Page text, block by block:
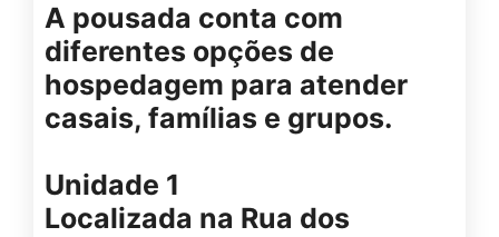
A pousada conta com
diferentes opções de
hospedagem para atender
casais, famílias e grupos.
Unidade 1
Localizada na Rua dos